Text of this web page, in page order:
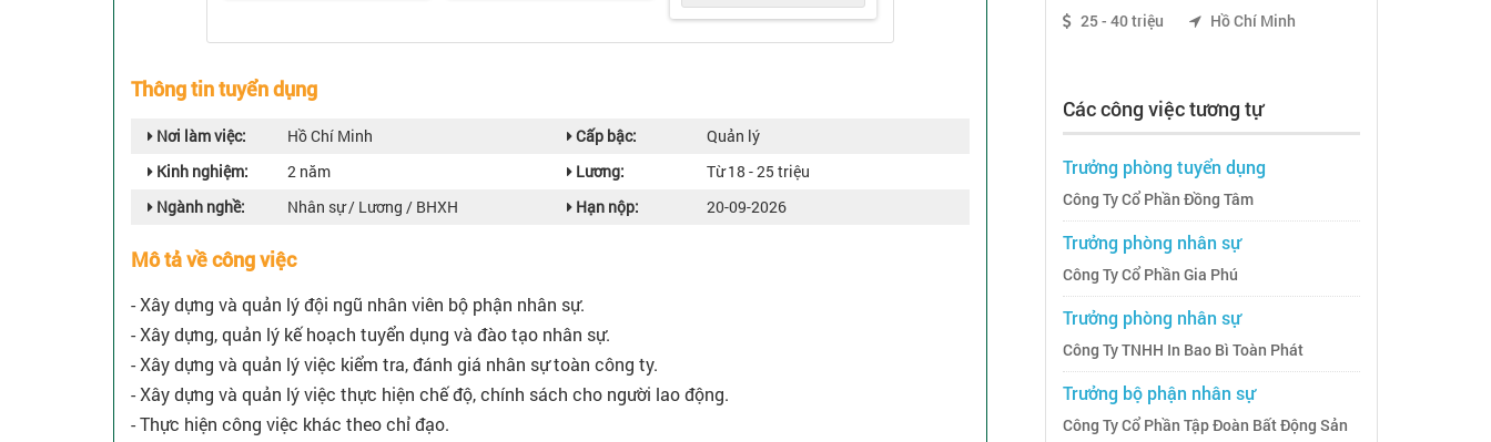
Thông tin tuyển dụng
Nơi làm việc:
Hồ Chí Minh
Kinh nghiệm:
2 năm
Ngành nghề:
Nhân sự / Lương / BHXH
Cấp bậc:
Quản lý
Lương:
Từ 18 - 25 triệu
Hạn nộp:
20-09-2026
Mô tả về công việc
- Xây dựng và quản lý đội ngũ nhân viên bộ phận nhân sự.
- Xây dựng, quản lý kế hoạch tuyển dụng và đào tạo nhân sự.
- Xây dựng và quản lý việc kiểm tra, đánh giá nhân sự toàn công ty.
- Xây dựng và quản lý việc thực hiện chế độ, chính sách cho người lao động.
- Thực hiện công việc khác theo chỉ đạo.
25 - 40 triệu
Hồ Chí Minh
Các công việc tương tự
Trưởng phòng tuyển dụng
Công Ty Cổ Phần Đồng Tâm
Trưởng phòng nhân sự
Công Ty Cổ Phần Gia Phú
Trưởng phòng nhân sự
Công Ty TNHH In Bao Bì Toàn Phát
Trưởng bộ phận nhân sự
Công Ty Cổ Phần Tập Đoàn Bất Động Sản